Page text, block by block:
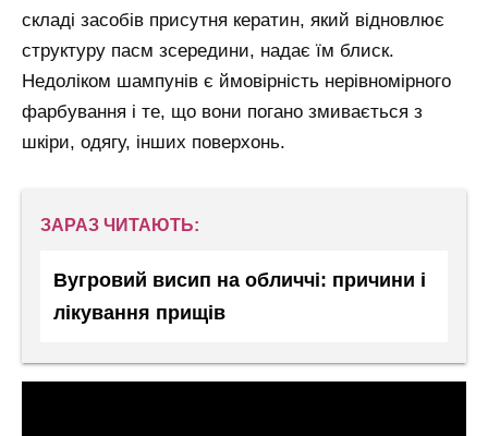
складі засобів присутня кератин, який відновлює
структуру пасм зсередини, надає їм блиск.
Недоліком шампунів є ймовірність нерівномірного
фарбування і те, що вони погано змивається з
шкіри, одягу, інших поверхонь.
ЗАРАЗ ЧИТАЮТЬ:
Вугровий висип на обличчі: причини і
лікування прищів